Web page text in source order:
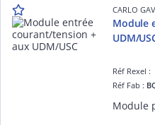
CARLO
Module
UDM/
Réf Rexel :
Réf Fab :